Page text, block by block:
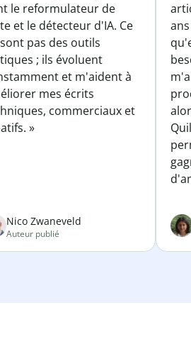
le reformulateur de
et le détecteur d'IA. Ce
pas des outils
; ils évoluent
et m'aident à
mes écrits
commerciaux et
»
Nico Zwaneveld
Auteur publié